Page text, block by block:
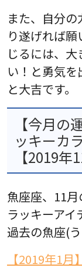
また、自分
り遂げれば
じるには、
い！と勇気
と大吉です。
【今月の
ッキーカ
【2019年
魚座座、11月
ラッキーアイ
過去の魚座(
【2019年1